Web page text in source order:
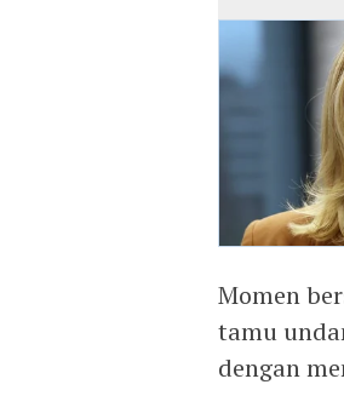
Momen
tamu
dengan